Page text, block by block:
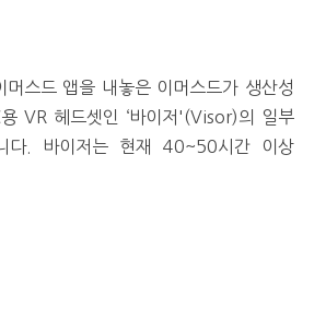
스드 앱을 내놓은 이머스드가 생산성
VR 헤드셋인 ‘바이저'(Visor)의 일부
다. 바이저는 현재 40~50시간 이상